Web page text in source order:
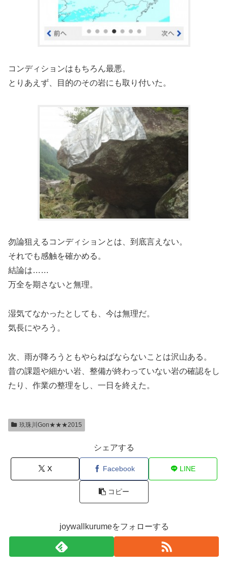
コンディションはもちろん最悪。
とりあえず、目的のその岩にも取り付いた。
勿論狙えるコンディションとは、到底言えない。
それでも感触を確かめる。
結論は……
万全を期さないと無理。
湿気てなかったとしても、今は無理だ。
気長にやろう。
次、雨が降ろうともやらねばならないことは沢山ある。
昔の課題や細かい岩、整備が終わっていない岩の確認をし
たり、作業の整理をし、一日を終えた。
玖珠川Gon★★★2015
シェアする
X Facebook LINE
コピー
joywallkurumeをフォローする